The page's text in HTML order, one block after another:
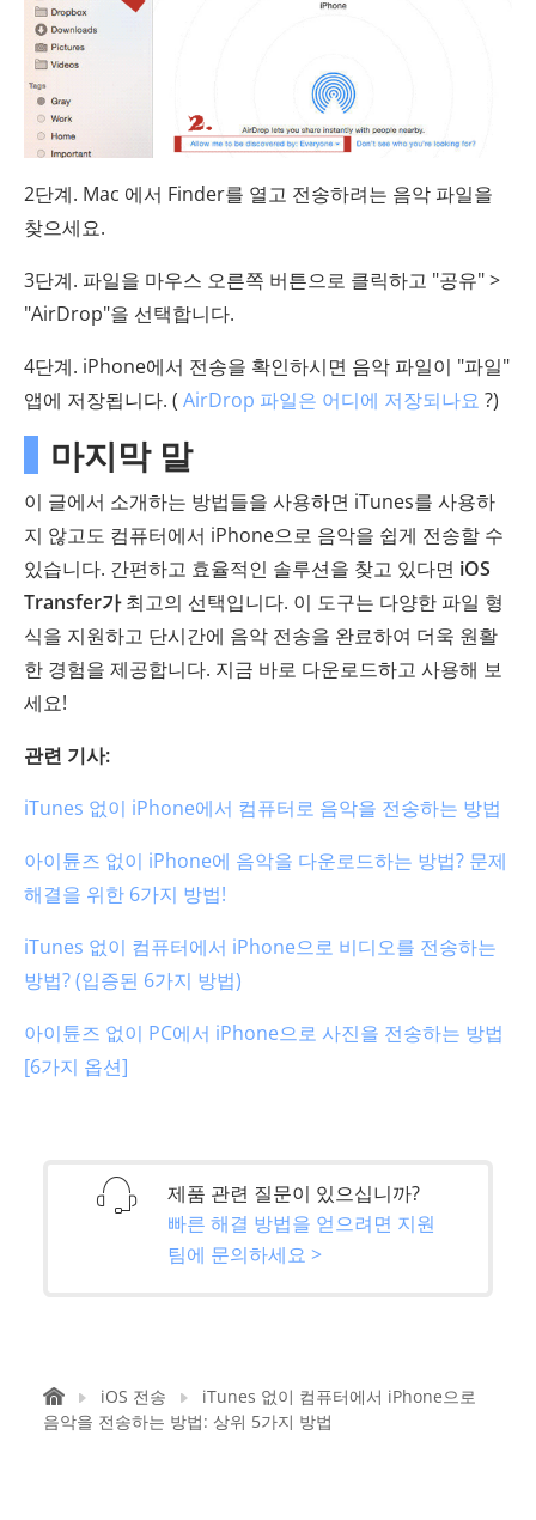
2단계. Mac 에서 Finder를 열고 전송하려는 음악 파일을
찾으세요.
3단계. 파일을 마우스 오른쪽 버튼으로 클릭하고 "공유" >
"AirDrop"을 선택합니다.
4단계. iPhone에서 전송을 확인하시면 음악 파일이 "파일"
앱에 저장됩니다. ( AirDrop 파일은 어디에 저장되나요 ?)
마지막 말
이 글에서 소개하는 방법들을 사용하면 iTunes를 사용하
지 않고도 컴퓨터에서 iPhone으로 음악을 쉽게 전송할 수
있습니다. 간편하고 효율적인 솔루션을 찾고 있다면 iOS
Transfer가최고의 선택입니다. 이 도구는 다양한 파일 형
식을 지원하고 단시간에 음악 전송을 완료하여 더욱 원활
한 경험을 제공합니다. 지금 바로 다운로드하고 사용해 보
세요!
관련 기사:
iTunes 없이 iPhone에서 컴퓨터로 음악을 전송하는 방법
아이튠즈 없이 iPhone에 음악을 다운로드하는 방법? 문제
해결을 위한 6가지 방법!
iTunes 없이 컴퓨터에서 iPhone으로 비디오를 전송하는
방법? (입증된 6가지 방법)
아이튠즈 없이 PC에서 iPhone으로 사진을 전송하는 방법
[6가지 옵션]
제품 관련 질문이 있으십니까?
빠른 해결 방법을 얻으려면 지원
팀에 문의하세요 >
iOS 전송
iTunes 없이 컴퓨터에서 iPhone으로
음악을 전송하는 방법: 상위 5가지 방법